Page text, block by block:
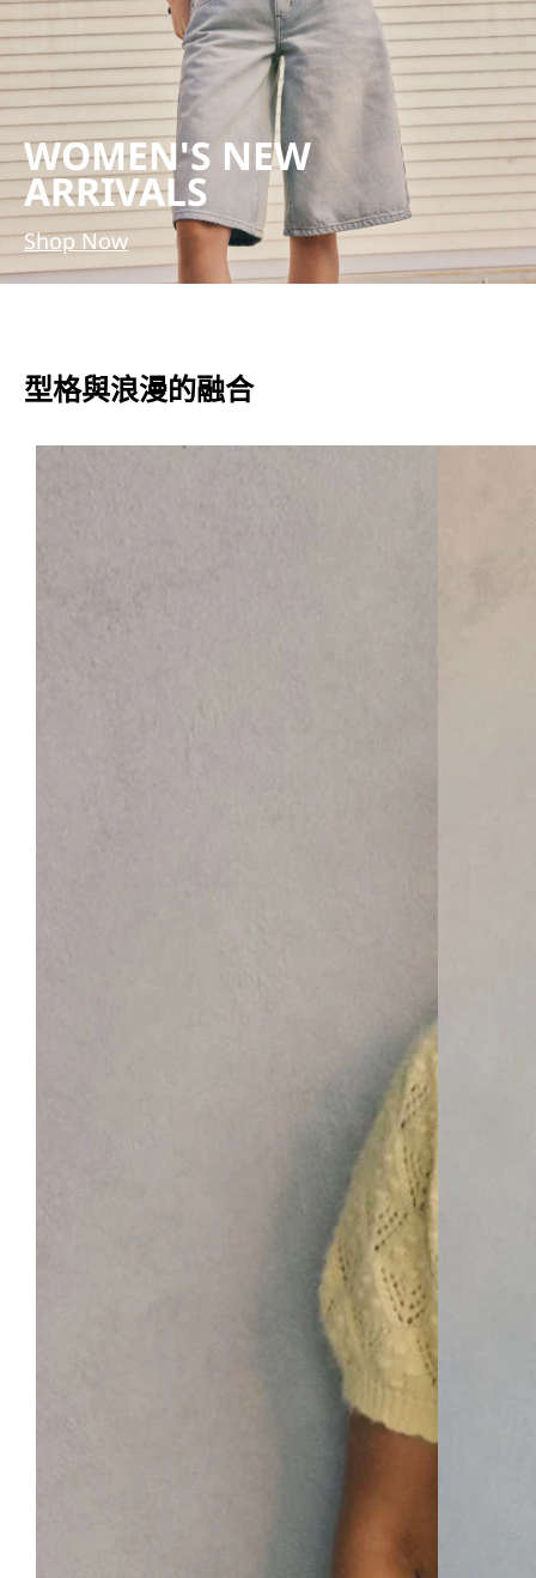
WOMEN'S NEW
ARRIVALS
Shop Now
型格與浪漫的融合